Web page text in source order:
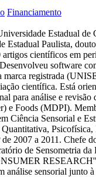
Financiamento
Estadual
Estadual Paulista,
científicos em
software
registrada
científica. Está
para análise e
e Foods (MDPI).
Ciência Sensorial e
2007 a 2011. Chefe
de
RESEARCH''
análise sensorial